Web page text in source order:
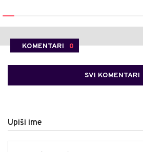
KOMENTARI 0
SVI KOMENTARI
Upiši ime